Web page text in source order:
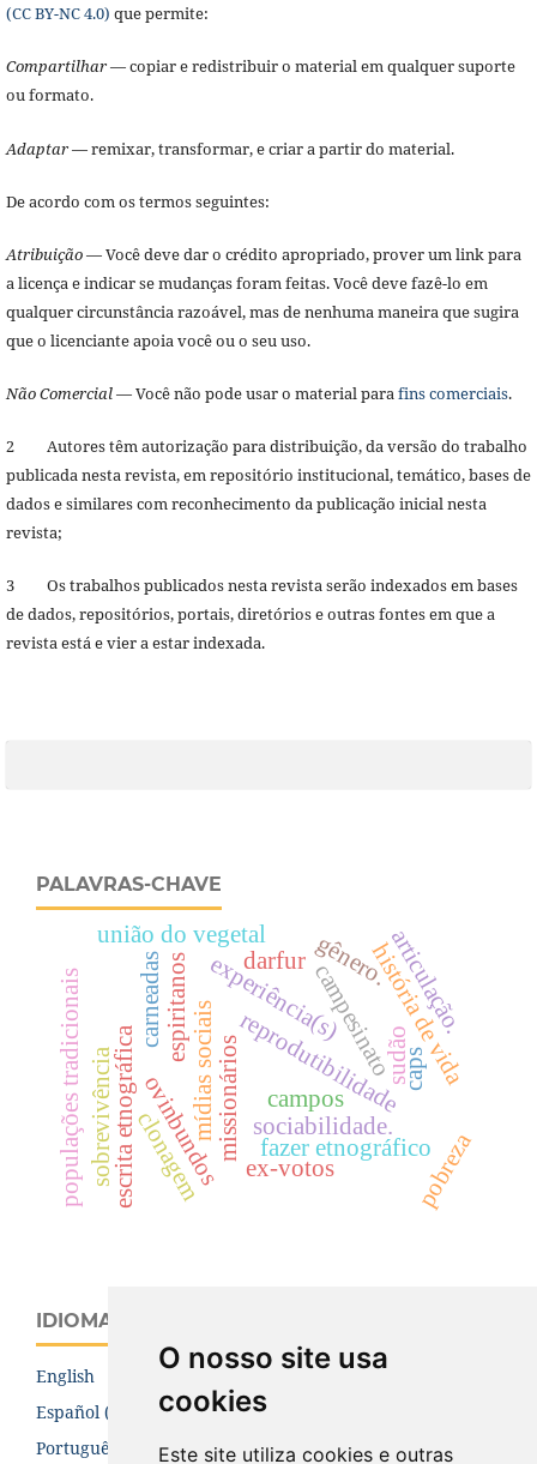
O nosso site usa
cookies
Este site utiliza cookies e outras
(CC BY-NC 4.0) que permite:
Compartilhar— copiar e redistribuir o material em qualquer suporte
ou formato.
Adaptar— remixar, transformar, e criar a partir do material.
De acordo com os termos seguintes:
Atribuição— Você deve dar o crédito apropriado, prover um link para
a licença e indicar se mudanças foram feitas. Você deve fazê-lo em
qualquer circunstância razoável, mas de nenhuma maneira que sugira
que o licenciante apoia você ou o seu uso.
Não Comercial— Você não pode usar o material para fins comerciais.
2 Autores têm autorização para distribuição, da versão do trabalho
publicada nesta revista, em repositório institucional, temático, bases de
dados e similares com reconhecimento da publicação inicial nesta
revista;
3 Os trabalhos publicados nesta revista serão indexados em bases
de dados, repositórios, portais, diretórios e outras fontes em que a
revista está e vier a estar indexada.
PALAVRAS-CHAVE
mídias sociais reprodutibilidade
ovinbundosmissionários sociabilidade.
campesinato
carneadas
escrita etnográfica fazer etnográfico
ex-votos
sudão
experiência(s) história de vida
articulação.
campos
espiritanos darfur
sobrevivência pobreza
gênero.
clonagem
populações tradicionais caps
união do vegetal
IDIOMA
English
Español (España)
Português (Brasil)